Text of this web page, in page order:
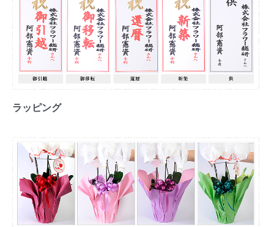
ラッピング